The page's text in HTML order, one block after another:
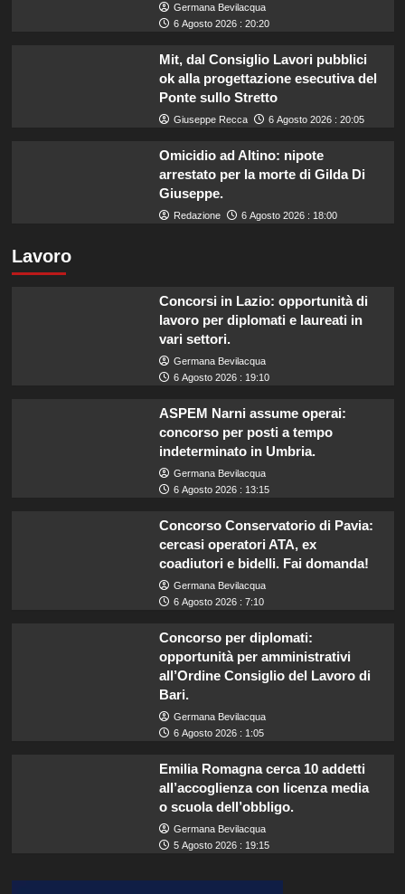
Germana Bevilacqua
6 Agosto 2026 : 20:20
Mit, dal Consiglio Lavori pubblici
ok alla progettazione esecutiva del
Ponte sullo Stretto
Giuseppe Recca 6 Agosto 2026 : 20:05
Omicidio ad Altino: nipote
arrestato per la morte di Gilda Di
Giuseppe.
Redazione 6 Agosto 2026 : 18:00
Lavoro
Concorsi in Lazio: opportunità di
lavoro per diplomati e laureati in
vari settori.
Germana Bevilacqua
6 Agosto 2026 : 19:10
ASPEM Narni assume operai:
concorso per posti a tempo
indeterminato in Umbria.
Germana Bevilacqua
6 Agosto 2026 : 13:15
Concorso Conservatorio di Pavia:
cercasi operatori ATA, ex
coadiutori e bidelli. Fai domanda!
Germana Bevilacqua
6 Agosto 2026 : 7:10
Concorso per diplomati:
opportunità per amministrativi
all’Ordine Consiglio del Lavoro di
Bari.
Germana Bevilacqua
6 Agosto 2026 : 1:05
Emilia Romagna cerca 10 addetti
all’accoglienza con licenza media
o scuola dell’obbligo.
Germana Bevilacqua
5 Agosto 2026 : 19:15